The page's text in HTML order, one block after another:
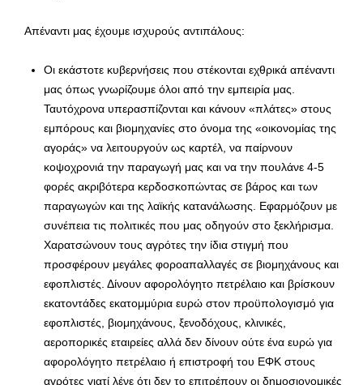
Απέναντι μας έχουμε ισχυρούς αντιπάλους:
Οι εκάστοτε κυβερνήσεις που στέκονται εχθρικά απέναντι
μας όπως γνωρίζουμε όλοι από την εμπειρία μας.
Ταυτόχρονα υπερασπίζονται και κάνουν «πλάτες» στους
εμπόρους και βιομηχανίες στο όνομα της «οικονομίας της
αγοράς» να λειτουργούν ως καρτέλ, να παίρνουν
κοψοχρονιά την παραγωγή μας και να την πουλάνε 4-5
φορές ακριβότερα κερδοσκοπώντας σε βάρος και των
παραγωγών και της λαϊκής κατανάλωσης. Εφαρμόζουν με
συνέπεια τις πολιτικές που μας οδηγούν στο ξεκλήρισμα.
Χαρατσώνουν τους αγρότες την ίδια στιγμή που
προσφέρουν μεγάλες φοροαπαλλαγές σε βιομηχάνους και
εφοπλιστές. Δίνουν αφορολόγητο πετρέλαιο και βρίσκουν
εκατοντάδες εκατομμύρια ευρώ στον προϋπολογισμό για
εφοπλιστές, βιομηχάνους, ξενοδόχους, κλινικές,
αεροπορικές εταιρείες αλλά δεν δίνουν ούτε ένα ευρώ για
αφορολόγητο πετρέλαιο ή επιστροφή του ΕΦΚ στους
αγρότες γιατί λένε ότι δεν το επιτρέπουν οι δημοσιονομικές